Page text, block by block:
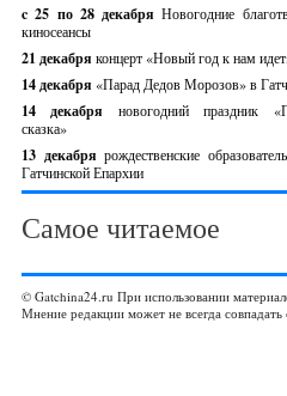
c 25 по 28 декабряНовогодние
киносеансы
21 декабря концерт «Новый год к нам
14 декабря «Парад Дедов Морозов» в
14 декабря новогодний праздник
сказка»
13 декабрярождественские
Гатчинской Епархии
Самое читаемое
© Gatchina24.ru При использовании
Мнение редакции может не всегда